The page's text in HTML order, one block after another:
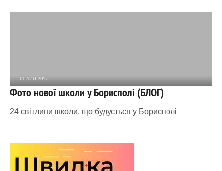
01 ЛИП 2017
7 191 1
Фото нової школи у Борисполі (БЛОГ)
24 світлини школи, що будується у Борисполі